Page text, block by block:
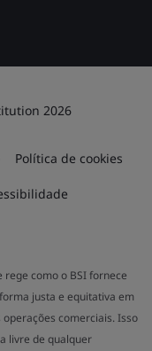
2026
Política de cookies
como o BSI fornece
justa e equitativa em
comerciais. Isso
livre de qualquer